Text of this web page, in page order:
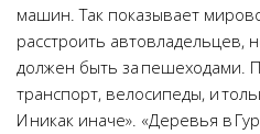
машин. Так показывает
расстроить автовладельцев,
должен быть за пешеходами.
транспорт, велосипеды, и
И никак иначе». «Деревья в